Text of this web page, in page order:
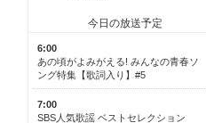
今日の放送予定
6:00
あの頃がよみがえる! みんなの青春ソ
ング特集【歌詞入り】#5
7:00
SBS人気歌謡 ベストセレクション